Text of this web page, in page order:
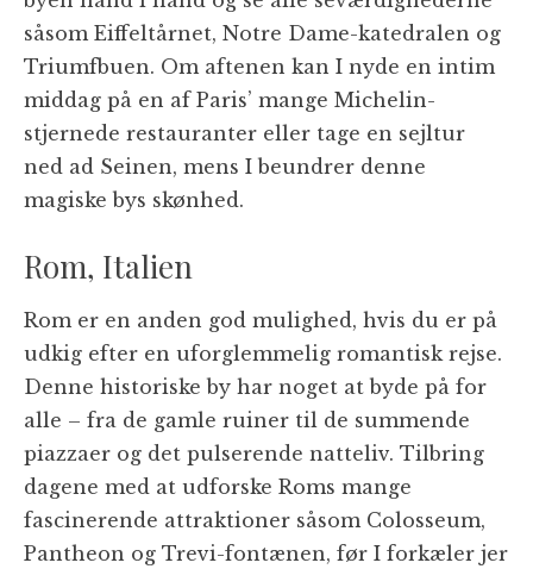
såsom Eiffeltårnet, Notre Dame-katedralen og
Triumfbuen. Om aftenen kan I nyde en intim
middag på en af Paris’ mange Michelin-
stjernede restauranter eller tage en sejltur
ned ad Seinen, mens I beundrer denne
magiske bys skønhed.
Rom, Italien
Rom er en anden god mulighed, hvis du er på
udkig efter en uforglemmelig romantisk rejse.
Denne historiske by har noget at byde på for
alle – fra de gamle ruiner til de summende
piazzaer og det pulserende natteliv. Tilbring
dagene med at udforske Roms mange
fascinerende attraktioner såsom Colosseum,
Pantheon og Trevi-fontænen, før I forkæler jer